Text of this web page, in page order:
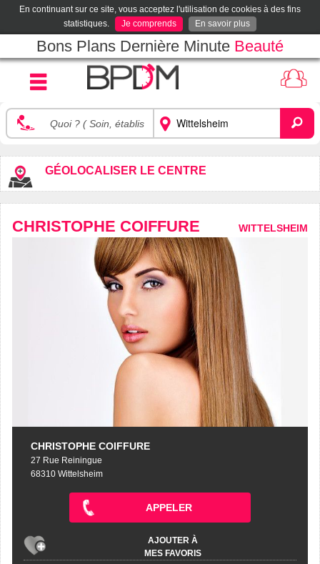
En continuant sur ce site, vous acceptez l'utilisation de cookies à des fins
statistiques.
Je comprends En savoir plus
Bons Plans Dernière Minute Beauté
GÉOLOCALISER LE CENTRE
CHRISTOPHE COIFFURE WITTELSHEIM
CHRISTOPHE COIFFURE
27 Rue Reiningue
68310 Wittelsheim
APPELER
AJOUTER À
MES FAVORIS